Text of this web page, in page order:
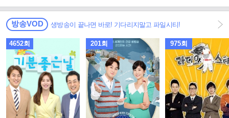
방송VOD 생방송이 끝나면 바로! 기다리지말고 파일시티!
4652회 201회 975회